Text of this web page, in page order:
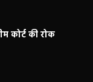
कोर्ट की रोक